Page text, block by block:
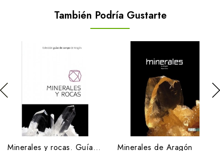
También Podría Gustarte
Minerales y rocas. Guías de... Minerales de Aragón